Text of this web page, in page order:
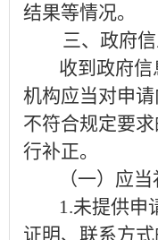
结果等情况。
三、政府
收到政府
机构应当对申
不符合规定要
行补正。
（一）应
1.未提供申
证明、联系方式